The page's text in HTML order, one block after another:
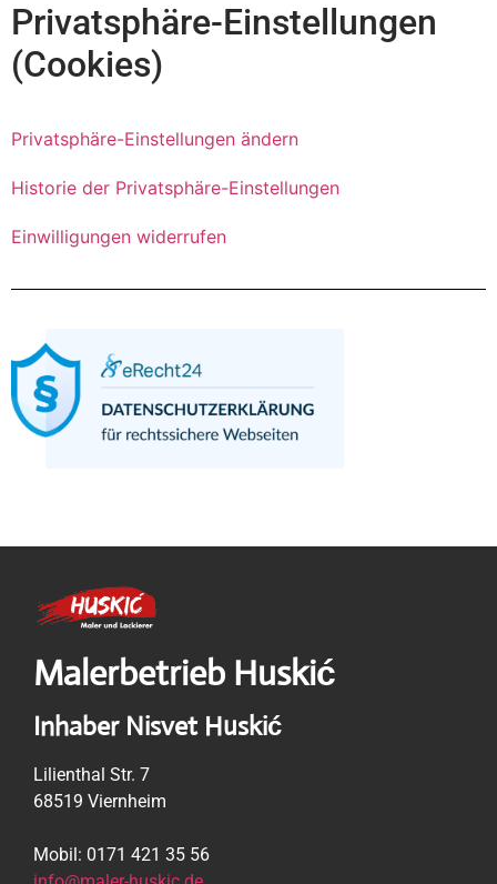
Privatsphäre-Einstellungen
(Cookies)
Privatsphäre-Einstellungen ändern
Historie der Privatsphäre-Einstellungen
Einwilligungen widerrufen
Malerbetrieb Huskić
Inhaber Nisvet Huskić
Lilienthal Str. 7
68519 Viernheim
Mobil: 0171 421 35 56